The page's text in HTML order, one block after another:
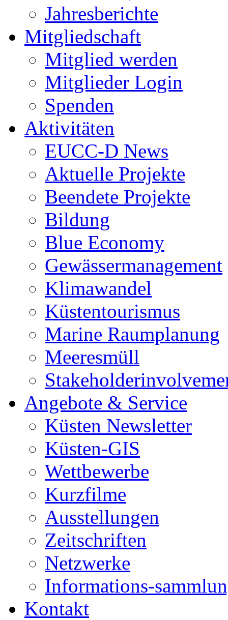
Jahresberichte
Mitgliedschaft
Mitglied werden
Mitglieder Login
Spenden
Aktivitäten
EUCC-D News
Aktuelle Projekte
Beendete Projekte
Bildung
Blue Economy
Gewässermanagement
Klimawandel
Küstentourismus
Marine Raumplanung
Meeresmüll
Angebote & Service
Küsten Newsletter
Küsten-GIS
Wettbewerbe
Kurzfilme
Ausstellungen
Zeitschriften
Netzwerke
Informations-
Kontakt